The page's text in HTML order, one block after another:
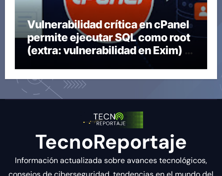
Vulnerabilidad crítica en cPanel
permite ejecutar SQL como root
(extra: vulnerabilidad en Exim) ~
TecnoReportaje
Información actualizada sobre avances tecnológicos,